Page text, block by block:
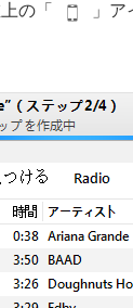
の「
」